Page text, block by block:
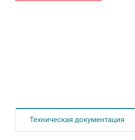
Техническая документация